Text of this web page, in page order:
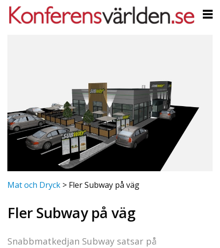
Mat och Dryck > Fler Subway på väg
Fler Subway på väg
Snabbmatkedjan Subway satsar på